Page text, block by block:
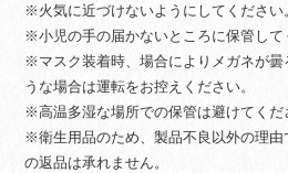
※火気に近づけないようにしてください
※小児の手の届かないところに保管して
※マスク装着時、場合によりメガネが曇
うな場合は運転をお控えください。
※高温多湿な場所での保管は避けてくだ
※衛生用品のため、製品不良以外の理
の返品は承れません。